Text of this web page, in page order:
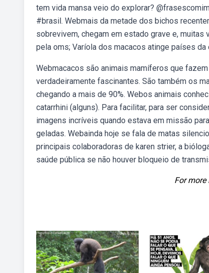
tem vida mansa veio do explorar?
#brasil. Webmais da metade dos bichos
sobrevivem, chegam em estado grave e,
pela oms; Varíola dos macacos atinge países da
Webmacacos são animais mamíferos que
verdadeiramente fascinantes. São também os
chegando a mais de 90%. Webos animais
catarrhini (alguns). Para facilitar, para ser
imagens incríveis quando estava em missão
geladas. Webainda hoje se fala de matas
principais colaboradoras de karen strier, a
saúde pública se não houver bloqueio de
For